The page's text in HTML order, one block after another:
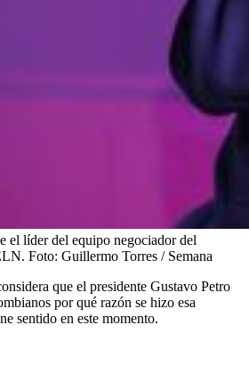
el líder del equipo negociador del
Foto: Guillermo Torres / Semana
que el presidente Gustavo Petro
por qué razón se hizo esa
sentido en este momento.